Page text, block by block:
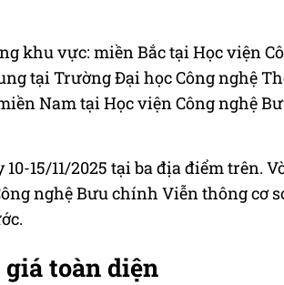
khu vực: miền Bắc tại Học viện
tại Trường Đại học Công nghệ
Nam tại Học viện Công nghệ
15/11/2025 tại ba địa điểm trên.
nghệ Bưu chính Viễn thông cơ
toàn diện